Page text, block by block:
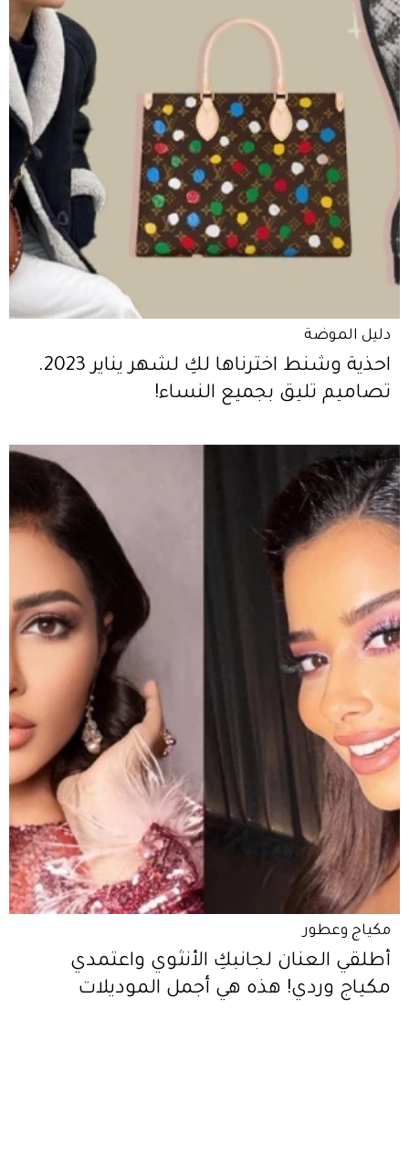
دليل الموضة
احذية وشنط اخترناها لكِ لشهر يناير 2023.
تصاميم تليق بجميع النساء!
مكياج وعطور
أطلقي العنان لجانبكِ الأنثوي واعتمدي
مكياج وردي! هذه هي أجمل الموديلات